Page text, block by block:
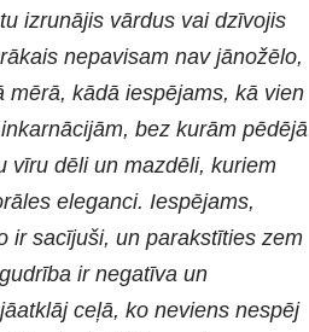
izrunājis vārdus vai dzīvojis
nepavisam nav jānožēlo,
kādā iespējams, kā vien
bez kurām pēdējā
vīru dēli un mazdēli, kuriem
eleganci. Iespējams,
ir sacījuši, un parakstīties zem
ir negatīva un
ceļā, ko neviens nespēj